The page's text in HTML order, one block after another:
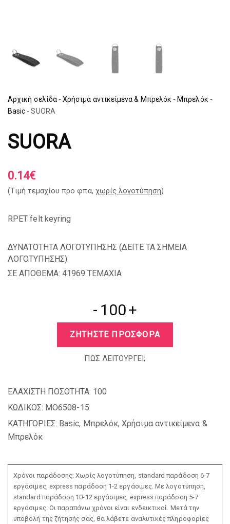
Αρχική σελίδα - Χρήσιμα αντικείμενα & Μπρελόκ - Μπρελόκ -
Basic - SUORA
SUORA
0.14€
(Tιμή τεμαχίου προ φπα, χωρίς λογοτύπηση)
RPET felt keyring
ΔΥΝΑΤΟΤΗΤΑ ΛΟΓΟΤΥΠΗΣΗΣ (ΔΕΙΤΕ ΤΑ ΣΗΜΕΙΑ
ΛΟΓΟΤΥΠΗΣΗΣ)
ΣΕ ΑΠΟΘΕΜΑ: 41969 TEMAXIA
- +
ΖΗΤΗΣΤΕ ΠΡΟΣΦΟΡΑ
ΠΩΣ ΛΕΙΤΟΥΡΓΕΙ;
ΕΛΑΧΙΣΤΗ ΠΟΣΟΤΗΤΑ: 100
ΚΩΔΙΚΟΣ: MO6508-15
ΚΑΤΗΓΟΡΙΕΣ: Basic, Μπρελόκ,Χρήσιμα αντικείμενα &
Μπρελόκ
Χρόνοι παράδοσης: Χωρίς λογοτύπηση, standard παράδοση 6-7
εργάσιμες, express παράδοση 1-2 εργάσιμες. Με λογοτύπηση,
standard παράδοση 10-12 εργάσιμες, express παράδοση 5-7
εργάσιμες. Οι παραπάνω χρόνοι είναι ενδεικτικοί. Μετά την
υποβολή της ζήτησής σας, θα λάβετε αναλυτικές πληροφορίες